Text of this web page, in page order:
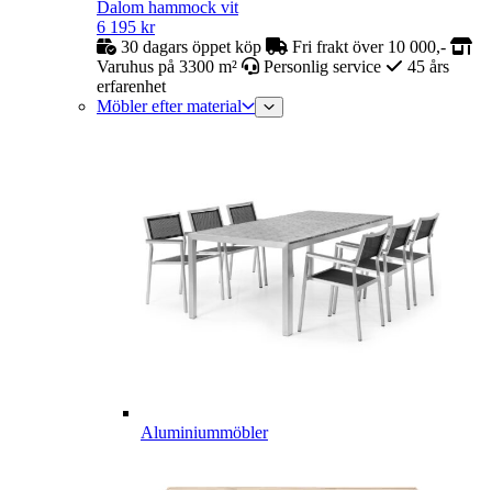
Dalom hammock vit
6 195 kr
30 dagars öppet köp
Fri frakt över 10 000,-
Varuhus på 3300 m²
Personlig service
45 års
erfarenhet
Möbler efter material
Aluminiummöbler